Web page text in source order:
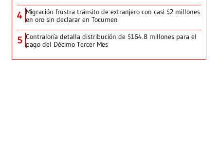
4 Migración frustra tránsito de extranjero con casi $2 millones
en oro sin declarar en Tocumen
5 Contraloría detalla distribución de $164.8 millones para el
pago del Décimo Tercer Mes